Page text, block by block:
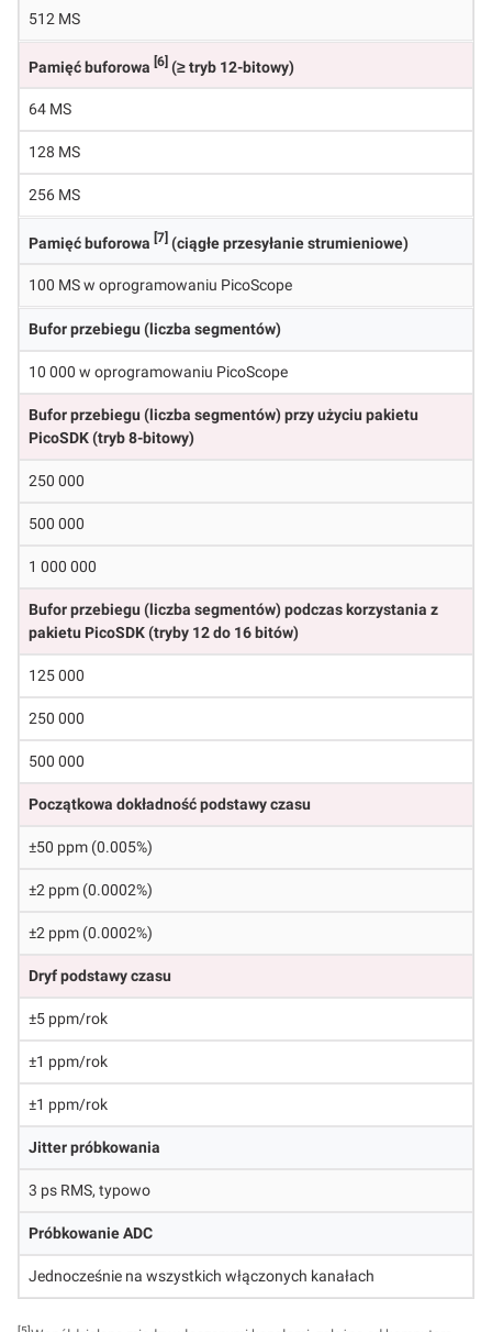
512 MS
Pamięć buforowa [6] (≥ tryb 12-bitowy)
64 MS
128 MS
256 MS
Pamięć buforowa [7] (ciągłe przesyłanie strumieniowe)
100 MS w oprogramowaniu PicoScope
Bufor przebiegu (liczba segmentów)
10 000 w oprogramowaniu PicoScope
Bufor przebiegu (liczba segmentów) przy użyciu pakietu
PicoSDK (tryb 8-bitowy)
250 000
500 000
1 000 000
Bufor przebiegu (liczba segmentów) podczas korzystania z
pakietu PicoSDK (tryby 12 do 16 bitów)
125 000
250 000
500 000
Początkowa dokładność podstawy czasu
±50 ppm (0.005%)
±2 ppm (0.0002%)
±2 ppm (0.0002%)
Dryf podstawy czasu
±5 ppm/rok
±1 ppm/rok
±1 ppm/rok
Jitter próbkowania
3 ps RMS, typowo
Próbkowanie ADC
Jednocześnie na wszystkich włączonych kanałach